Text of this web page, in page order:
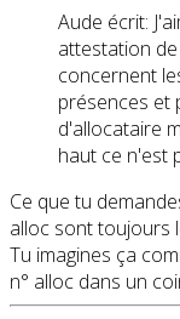
Aude écrit:
attestation
concernent
présences et
d'allocataire
haut ce n'est
Ce que tu
alloc sont toujours
Tu imagines ça
n° alloc dans un